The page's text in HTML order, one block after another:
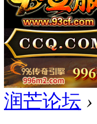
润芒论坛 ›